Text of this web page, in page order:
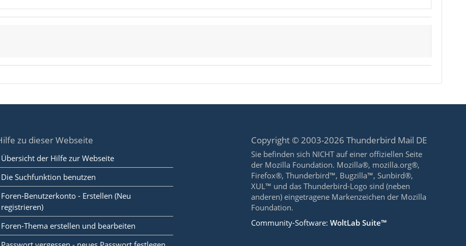
zu dieser Webseite
Übersicht der Hilfe zur Webseite
Die Suchfunktion benutzen
Foren-Benutzerkonto - Erstellen (Neu
registrieren)
Foren-Thema erstellen und bearbeiten
Copyright © 2003-2026 Thunderbird Mail DE
Sie befinden sich NICHT auf einer offiziellen Seite
der Mozilla Foundation. Mozilla®, mozilla.org®,
Firefox®, Thunderbird™, Bugzilla™, Sunbird®,
XUL™ und das Thunderbird-Logo sind (neben
anderen) eingetragene Markenzeichen der Mozilla
Foundation.
Community-Software:WoltLab Suite™